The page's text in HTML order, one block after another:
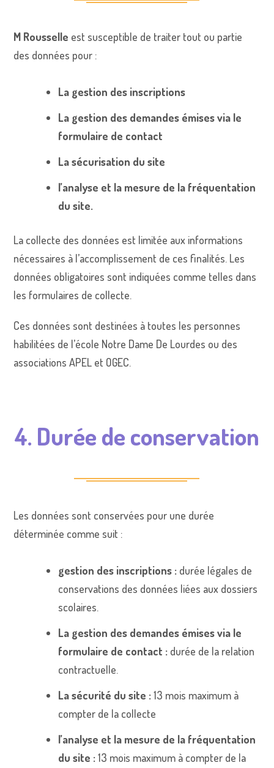
M Rousselle est susceptible de traiter tout ou partie
des données pour :
La gestion des inscriptions
La gestion des demandes émises via le
formulaire de contact
La sécurisation du site
l’analyse et la mesure de la fréquentation
du site.
La collecte des données est limitée aux informations
nécessaires à l’accomplissement de ces finalités. Les
données obligatoires sont indiquées comme telles dans
les formulaires de collecte.
Ces données sont destinées à toutes les personnes
habilitées de l’école Notre Dame De Lourdes ou des
associations APEL et OGEC.
4. Durée de conservation
Les données sont conservées pour une durée
déterminée comme suit :
gestion des inscriptions : durée légales de
conservations des données liées aux dossiers
scolaires.
La gestion des demandes émises via le
formulaire de contact : durée de la relation
contractuelle.
La sécurité du site :13 mois maximum à
compter de la collecte
l’analyse et la mesure de la fréquentation
du site :13 mois maximum à compter de la